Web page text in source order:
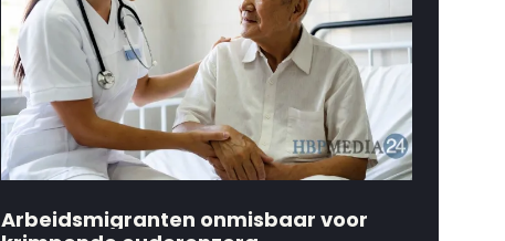
Arbeidsmigranten onmisbaar voor